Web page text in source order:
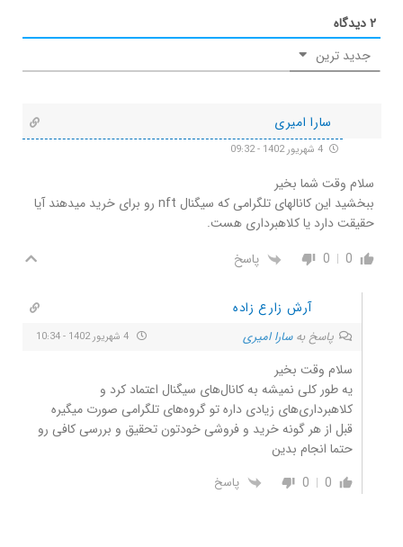
۲دیدگاه
جدید ترین
سارا امیری
سلام وقت شما بخیر
ببخشید این کانالهای تلگرامی که سیگنال nft رو برای خرید میدهند آیا
حقیقت دارد یا کلاهبرداری هست.
0
0 پاسخ
آرش زارع زاده
پاسخ بهسارا امیری
سلام وقت بخیر
یه طور کلی نمیشه به کانال‌های سیگنال اعتماد کرد و
کلاهبرداری‌های زیادی داره تو گروه‌های تلگرامی صورت میگیره
قبل از هر گونه خرید و فروشی خودتون تحقیق و بررسی کافی رو
حتما انجام بدین
0
0 پاسخ